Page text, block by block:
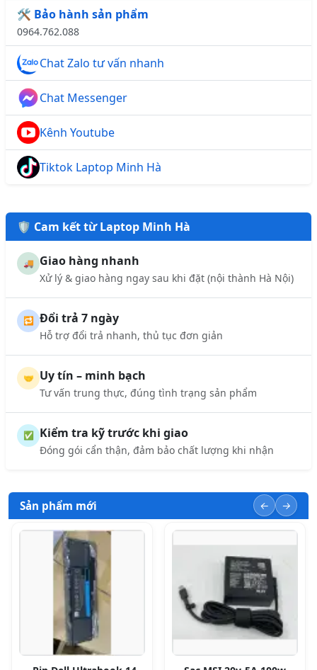
🛠️ Bảo hành sản phẩm
0964.762.088
Chat Zalo tư vấn nhanh
Chat Messenger
Kênh Youtube
Tiktok Laptop Minh Hà
🛡️ Cam kết từ Laptop Minh Hà
🚚 Giao hàng nhanh
Xử lý & giao hàng ngay sau khi đặt (nội thành Hà Nội)
🔁 Đổi trả 7 ngày
Hỗ trợ đổi trả nhanh, thủ tục đơn giản
🤝 Uy tín – minh bạch
Tư vấn trung thực, đúng tình trạng sản phẩm
✅ Kiểm tra kỹ trước khi giao
Đóng gói cẩn thận, đảm bảo chất lượng khi nhận
Sản phẩm mới